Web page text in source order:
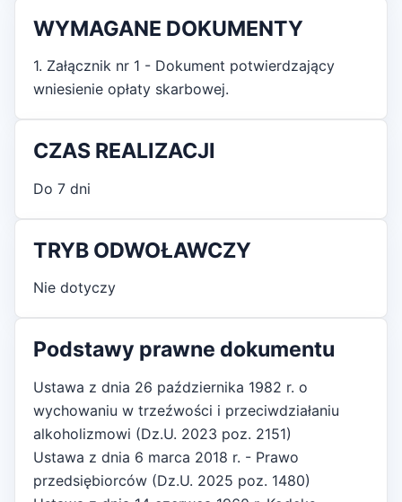
WYMAGANE DOKUMENTY
1. Załącznik nr 1 - Dokument potwierdzający
wniesienie opłaty skarbowej.
CZAS REALIZACJI
Do 7 dni
TRYB ODWOŁAWCZY
Nie dotyczy
Podstawy prawne dokumentu
Ustawa z dnia 26 października 1982 r. o
wychowaniu w trzeźwości i przeciwdziałaniu
alkoholizmowi (Dz.U. 2023 poz. 2151)
Ustawa z dnia 6 marca 2018 r. - Prawo
przedsiębiorców (Dz.U. 2025 poz. 1480)